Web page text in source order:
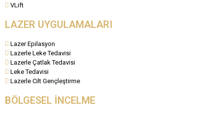
VLift
LAZER UYGULAMALARI
Lazer Epilasyon
Lazerle Leke Tedavisi
Lazerle Çatlak Tedavisi
Leke Tedavisi
Lazerle Cilt Gençleştirme
BÖLGESEL İNCELME